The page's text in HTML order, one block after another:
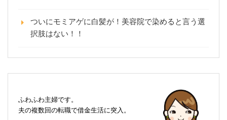
ついにモミアゲに白髪が！美容院で染めると言う選
択肢はない！！
ふわふわ主婦です。
夫の複数回の転職で借金生活に突入。